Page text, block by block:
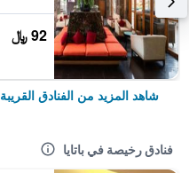
92 ﷼
شاهد المزيد من الفنادق القريبة
فنادق رخيصة في باتايا